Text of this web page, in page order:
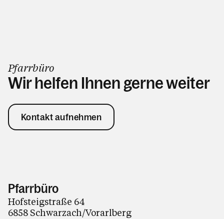
Pfarrbüro
Wir helfen Ihnen gerne weiter
Kontakt aufnehmen
Pfarrbüro
Hofsteigstraße 64
6858 Schwarzach/Vorarlberg